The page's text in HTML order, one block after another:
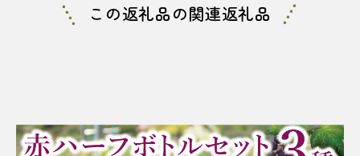
この返礼品の関連返礼品